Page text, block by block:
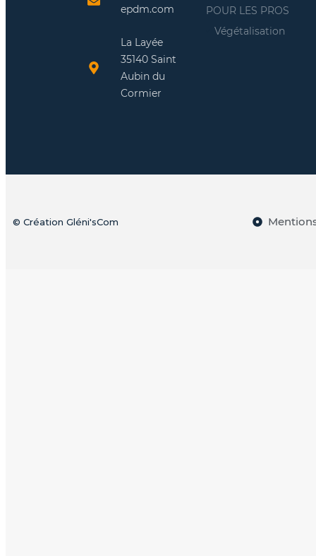
epdm.com
La Layée
35140 Saint
Aubin du
Cormier
POUR LES PROS
Végétalisation
© Création Gléni'sCom